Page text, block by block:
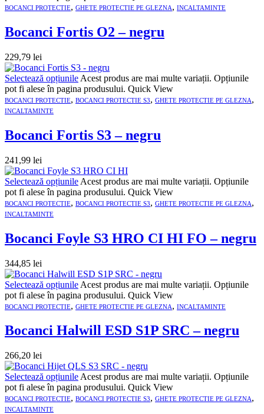
BOCANCI PROTECTIE, GHETE PROTECTIE PE GLEZNA, INCALTAMINTE
Bocanci Fortis O2 – negru
229,79 lei
Selectează opțiunile Acest produs are mai multe variații. Opțiunile
pot fi alese în pagina produsului. Quick View
BOCANCI PROTECTIE, BOCANCI PROTECTIE S3, GHETE PROTECTIE PE GLEZNA,
INCALTAMINTE
Bocanci Fortis S3 – negru
241,99 lei
Selectează opțiunile Acest produs are mai multe variații. Opțiunile
pot fi alese în pagina produsului. Quick View
BOCANCI PROTECTIE, BOCANCI PROTECTIE S3, GHETE PROTECTIE PE GLEZNA,
INCALTAMINTE
Bocanci Foyle S3 HRO CI HI FO – negru
344,85 lei
Selectează opțiunile Acest produs are mai multe variații. Opțiunile
pot fi alese în pagina produsului. Quick View
BOCANCI PROTECTIE, GHETE PROTECTIE PE GLEZNA, INCALTAMINTE
Bocanci Halwill ESD S1P SRC – negru
266,20 lei
Selectează opțiunile Acest produs are mai multe variații. Opțiunile
pot fi alese în pagina produsului. Quick View
BOCANCI PROTECTIE, BOCANCI PROTECTIE S3, GHETE PROTECTIE PE GLEZNA,
INCALTAMINTE